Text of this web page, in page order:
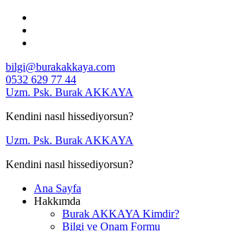
İçeriğe
bilgi@burakakkaya.com
0532 629 77 44
Uzm. Psk. Burak AKKAYA
Kendini nasıl hissediyorsun?
Uzm. Psk. Burak AKKAYA
Kendini nasıl hissediyorsun?
Ana Sayfa
Hakkımda
Burak AKKAYA Kimdir?
Bilgi ve Onam Formu